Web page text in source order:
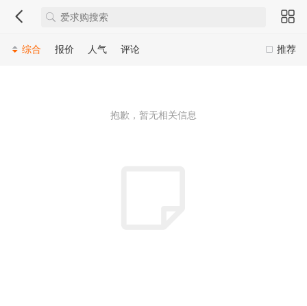
推荐
综合 报价 人气 评论
抱歉，暂无相关信息